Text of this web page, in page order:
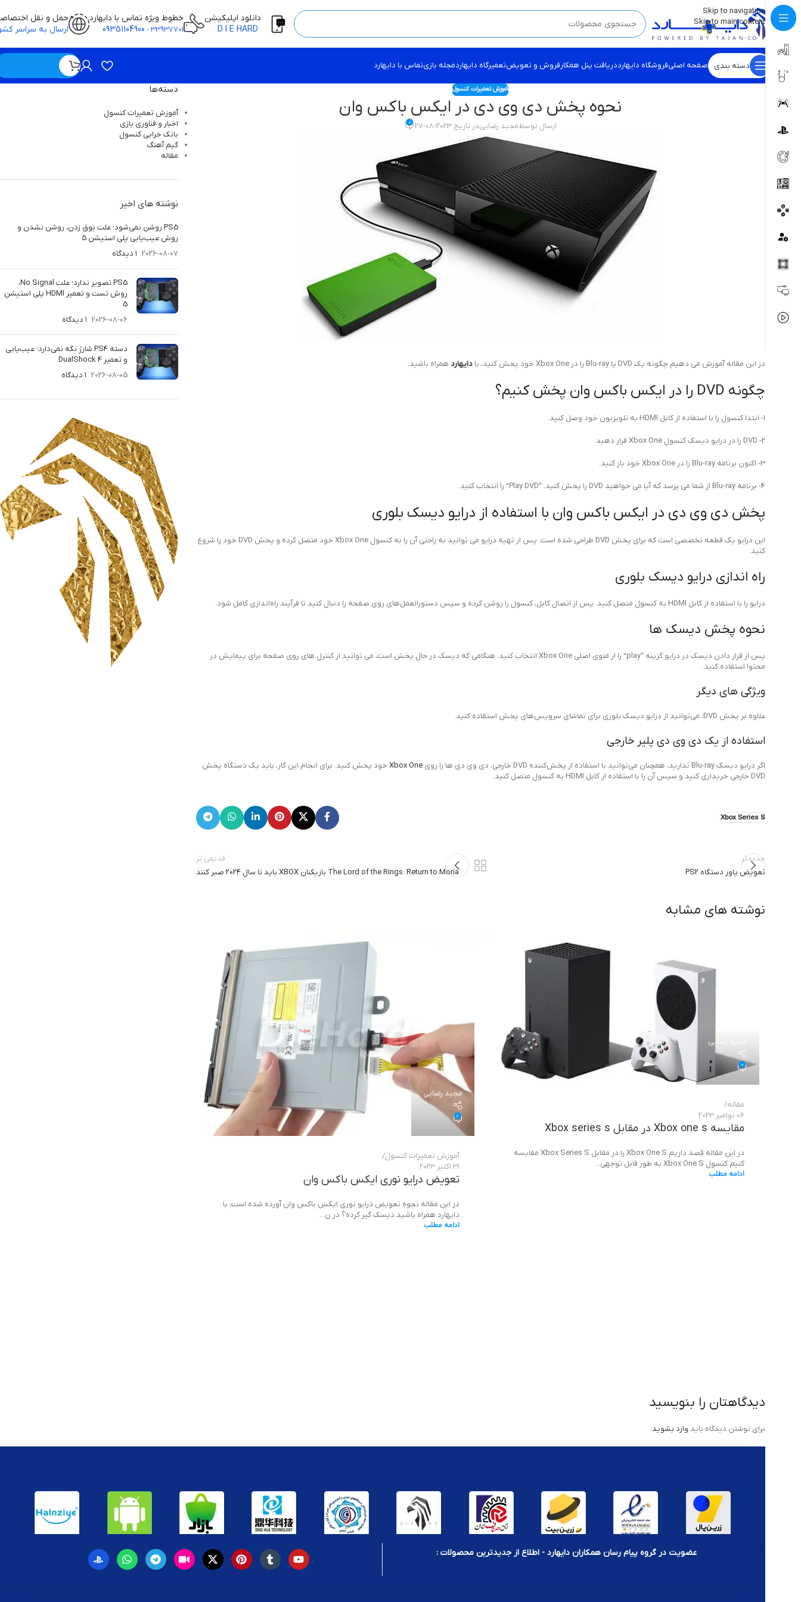
Skip to navigation
Skip to main content
💡برچسب و اسکین کنسول ها بروز شد . . . اینجا کیک کن !
دانلود اپلیکیشن
خطوط ویژه تماس با دایهارد
33937701
-
09351104900
حمل و نقل
ارسال به سراسر
دسته بندی صفحه اصلیفروشگاه دایهارددریافت پنل همکارفروش و تعویضتعمیرگاه دایهاردمجله بازیتماس با دایهارد
آموزش تعمیرات کنسول
نحوه پخش دی وی دی در ایکس باکس وان
ارسال توسطمجید رضاییدر تاریخ 2023-08-27 0
در این مقاله آموزش می دهیم چگونه یک DVD یا Blu-ray را در Xbox One خود پخش کنید، با دایهارد همراه باشید.
چگونه DVD را در ایکس باکس وان پخش کنیم؟
1- ابتدا کنسول را با استفاده از کابل HDMI به تلویزیون خود وصل کنید.
2- DVD را در درایو دیسک کنسول Xbox One قرار دهید.
3- اکنون برنامه Blu-ray را در Xbox One خود باز کنید.
4- برنامه Blu-ray از شما می پرسد که آیا می خواهید DVD را پخش کنید. “Play DVD” را انتخاب کنید.
پخش دی وی دی در ایکس باکس وان با استفاده از درایو دیسک بلوری
این درایو یک قطعه تخصصی است که برای پخش DVD طراحی شده است. پس از تهیه درایو می توانید به راحتی آن را به کنسول Xbox One خود متصل کرده و پخش DVD خود را شروع
کنید.
راه اندازی درایو دیسک بلوری
درایو را با استفاده از کابل HDMI به کنسول متصل کنید. پس از اتصال کابل، کنسول را روشن کرده و سپس دستورالعمل‌های روی صفحه را دنبال کنید تا فرآیند راه‌اندازی کامل شود.
نحوه پخش دیسک ها
پس از قرار دادن دیسک در درایو گزینه “play” را از منوی اصلی Xbox One انتخاب کنید. هنگامی که دیسک در حال پخش است، می توانید از کنترل های روی صفحه برای پیمایش در
محتوا استفاده کنید.
ویژگی های دیگر
علاوه بر پخش DVD، می‌توانید از درایو دیسک بلوری برای تماشای سرویس‌های پخش استفاده کنید.
استفاده از یک دی وی دی پلیر خارجی
اگر درایو دیسک Blu-ray ندارید، همچنان می‌توانید با استفاده از پخش‌کننده DVD خارجی، دی وی دی ها را روی Xbox One خود پخش کنید. برای انجام این کار، باید یک دستگاه پخش
DVD خارجی خریداری کنید و سپس آن را با استفاده از کابل HDMI به کنسول متصل کنید.
Xbox Series S
جدیدتر
تعویض پاور دستگاه PS2
قدیمی تر
The Lord of the Rings: Return to Moria بازیکنان XBOX باید تا سال 2024 صبر کنند
نوشته های مشابه
مجید رضایی
0
مقاله
06 نوامبر 2023
مقایسه Xbox one s در مقابل Xbox series s
در این مقاله قصد داریم Xbox One S را در مقابل Xbox Series S مقایسه
کنیم.کنسول Xbox One S به طور قابل توجهی...
ادامه مطلب
مجید رضایی
0
آموزش تعمیرات کنسول
31 اکتبر 2023
تعویض درایو نوری ایکس باکس وان
در این مقاله نحوه تعویض درایو نوری ایکس باکس وان آورده شده است، با
دایهارد همراه باشید.دیسک گیر کرده؟ در ن...
ادامه مطلب
دیدگاهتان را بنویسید
برای نوشتن دیدگاه باید وارد بشوید.
دسته‌ها
آموزش تعمیرات کنسول
اخبار و فناوری بازی
بانک خرابی‌ کنسول
گیم آهنگ
مقاله
نوشته های اخیر
PS5 روشن نمی‌شود؛ علت بوق زدن، روشن نشدن و
روش عیب‌یابی پلی استیشن 5
2026-08-07 ۱ دیدگاه
PS5 تصویر ندارد؛ علت No Signal،
روش تست و تعمیر HDMI پلی استیشن
5
2026-08-06 ۱ دیدگاه
دسته PS4 شارژ نگه نمی‌دارد؛ عیب‌یابی
و تعمیر DualShock 4
2026-08-05 ۱ دیدگاه
عضویت در گروه پیام رسان همکاران دایهارد - اطلاع از جدیدترین محصولات :